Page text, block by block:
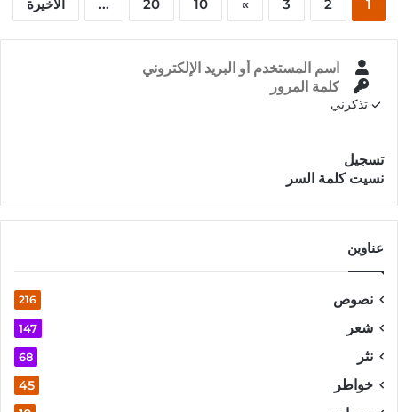
1
2
3
»
10
20
... الأخيرة
تذكرني
تسجيل
نسيت كلمة السر
عناوين
نصوص 216
شعر 147
نثر 68
خواطر 45